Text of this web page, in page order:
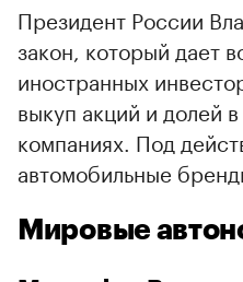
Президент России
закон, который дает
иностранных
выкуп акций и долей
компаниях. Под
автомобильные
Мировые